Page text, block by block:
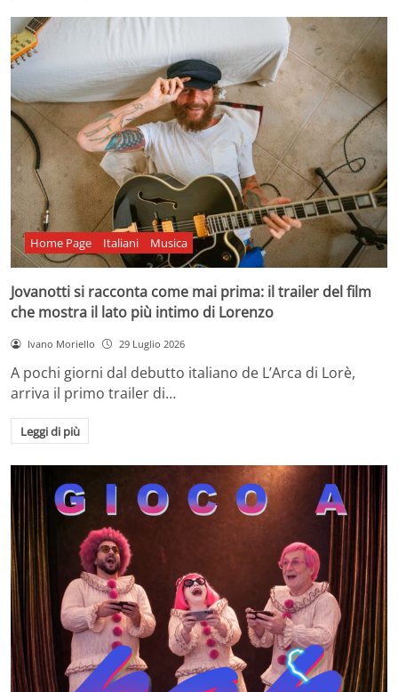
Home Page Italiani Musica
Jovanotti si racconta come mai prima: il trailer del film
che mostra il lato più intimo di Lorenzo
Ivano Moriello 29 Luglio 2026
A pochi giorni dal debutto italiano de L’Arca di Lorè,
arriva il primo trailer di…
Leggi di più